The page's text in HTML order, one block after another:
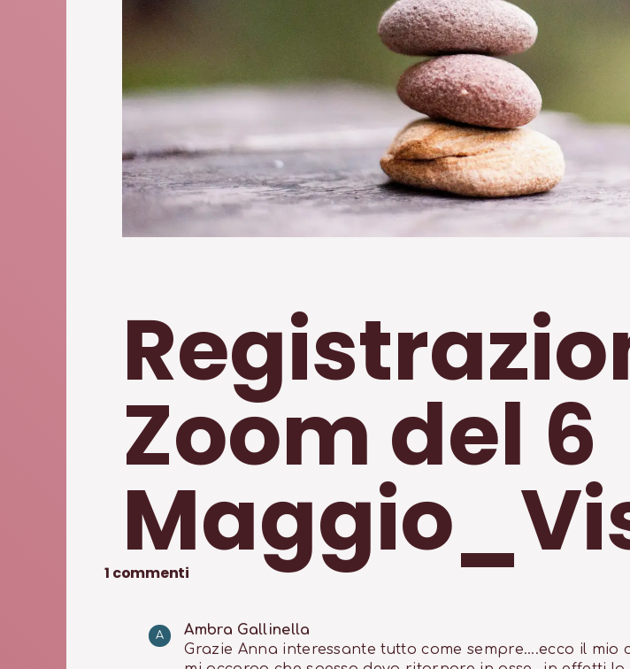
Zoom del 6
1 commenti
A
Ambra Gallinella
Grazie Anna interessante tutto come sempre....ecco il mio